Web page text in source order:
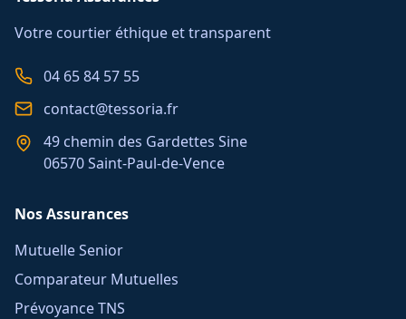
Votre courtier éthique et transparent
04 65 84 57 55
contact@tessoria.fr
49 chemin des Gardettes Sine
06570 Saint-Paul-de-Vence
Nos Assurances
Mutuelle Senior
Comparateur Mutuelles
Prévoyance TNS